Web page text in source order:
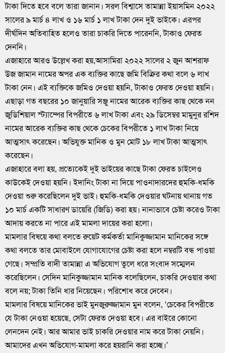
টাকা দিতে হবে বলে তারা জানান। সরল বিশ্বাসে তামান্না ইয়াসমিন ২০২২
সালের ৯ মার্চ ৪ লাখ ও ১৬ মার্চ ১ লাখ টাকা দেন দুই ভাইকে। এরপর
দীর্ঘদিন অতিবাহিত হলেও তারা চাকরি দিতে পারেননি, টাকাও ফেরত
দেননি।
এজাহারে আরও উল্লেখ করা হয়,আসামিরা ২০২২ সালের ২ জুন আশরাফ
উজ জামান নামের অপর এক ব্যক্তির কাছে জমি বিক্রির কথা বলে ৬ লাখ
টাকা নেন। এই ব্যক্তিকে জমিও দেওয়া হয়নি, টাকাও ফেরত দেওয়া হয়নি।
এছাড়া গত বছরের ১০ জানুয়ারি সঞ্জু নামের আরেক ব্যক্তির কাছ থেকে নন
জুডিশিয়াল স্ট্যাম্পের বিপরীতে ৬ লাখ টাকা এবং ২৯ ডিসেম্বর মামুনুর রশিদ
নামের আরেক ব্যক্তির কাছ থেকে চেকের বিপরীতে ১ লাখ টাকা নিয়ে
আত্মসাৎ করেছেন। অভিযুক্ত মানিক ও মুন মোট ১৮ লাখ টাকা আত্মসাৎ
করেছেন।
এজাহারে বলা হয়, প্রত্যেকেই দুই ভাইয়ের কাছে টাকা ফেরত চাইলেও
কাউকেই দেওয়া হয়নি। ইদানিং টাকা না দিয়ে পাওনাদারদের হুমকি-ধমকি
দেওয়া শুরু করেছিলেন দুই ভাই। হুমকি-ধমকি দেওয়ার ঘটনায় থানায় গত
১০ মার্চ একটি সাধারণ ডায়েরি (জিডি) করা হয়। নানাভাবে চেষ্টা করেও টাকা
আদায় করতে না পারে এই মামলা দায়ের করা হলো।
মামলার বিষয়ে কথা বলতে রুয়েট কর্মকর্তা মানিকুজ্জামান মানিকের সঙ্গে
কথা বলতে তার মোবাইলে যোগাযোগের চেষ্টা করা হলে নম্বরটি বন্ধ পাওয়া
গেছে। সম্প্রতি বাদী তামান্না এ অভিযোগ তুলে ধরে সংবাদ সম্মেলন
করেছিলেন। সেদিন মানিকুজ্জামান মানিক বলেছিলেন, চাকরি দেওয়ার কথা
বলে নয়; টাকা তিনি ধার নিয়েছেন। পরিশোধ করে দেবেন।
মামলার বিষয়ে মানিকের ভাই মুনজুরুজ্জামান মুন বলেন, ‘চেকের বিপরীতে
যে টাকা নেওয়া হয়েছে, সেটা ফেরত দেওয়া হবে। এর বাইরে কোনো
লেনদেন নেই। আর আমার ভাই চাকরি দেওয়ার নাম করে টাকা নেয়নি।
আমাদের এখন অভিযোগ-মামলা করে হয়রানি করা হচ্ছে।’